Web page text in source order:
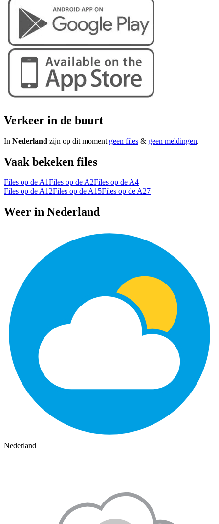
Verkeer in de buurt
In Nederland zijn op dit moment geen files & geen meldingen.
Vaak bekeken files
Files op de A1Files op de A2Files op de A4
Files op de A12Files op de A15Files op de A27
Weer in Nederland
Nederland